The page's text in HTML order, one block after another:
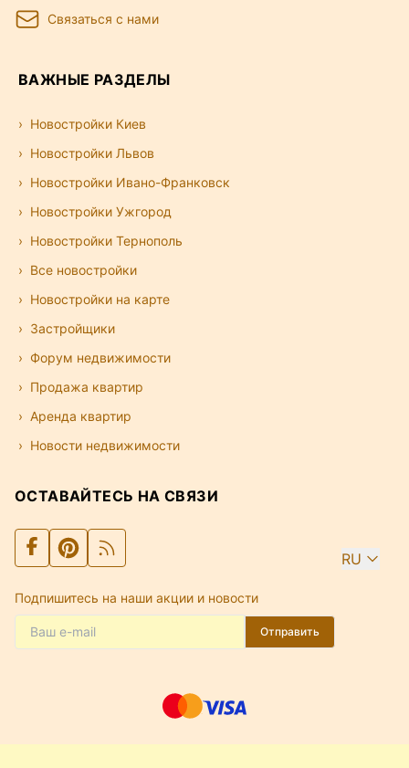
Связаться с нами
ВАЖНЫЕ РАЗДЕЛЫ
Новостройки Киев
Новостройки Львов
Новостройки Ивано-Франковск
Новостройки Ужгород
Новостройки Тернополь
Все новостройки
Новостройки на карте
Застройщики
Форум недвижимости
Продажа квартир
Аренда квартир
Новости недвижимости
ОСТАВАЙТЕСЬ НА СВЯЗИ
RU
Подпишитесь на наши акции и новости
Отправить